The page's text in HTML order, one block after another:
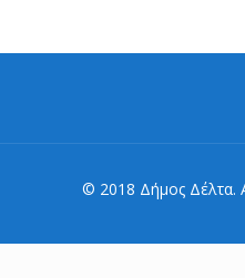
© 2018 Δήμος Δέλτα.